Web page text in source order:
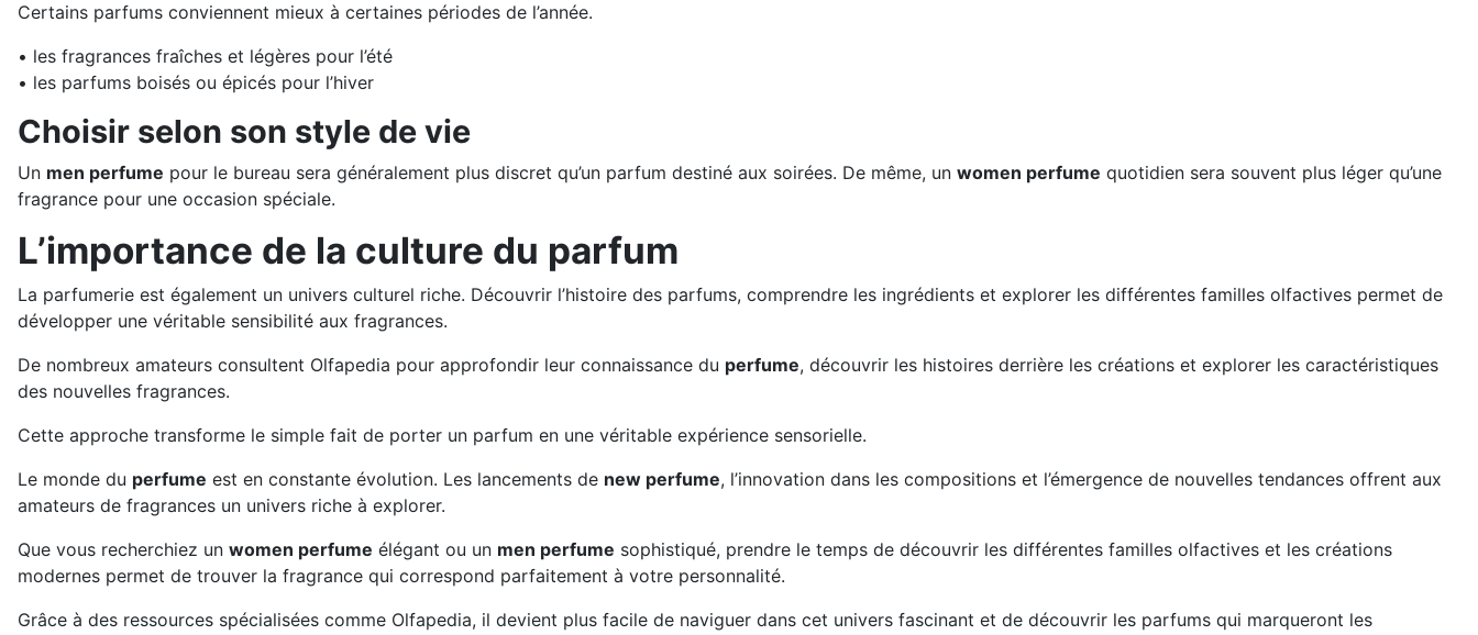
Certains parfums conviennent mieux à certaines périodes de l’année.
• les fragrances fraîches et légères pour l’été
• les parfums boisés ou épicés pour l’hiver
Choisir selon son style de vie
Un men perfume pour le bureau sera généralement plus discret qu’un parfum destiné aux soirées. De même, un women perfume quotidien sera souvent plus léger qu’une
fragrance pour une occasion spéciale.
L’importance de la culture du parfum
La parfumerie est également un univers culturel riche. Découvrir l’histoire des parfums, comprendre les ingrédients et explorer les différentes familles olfactives permet de
développer une véritable sensibilité aux fragrances.
De nombreux amateurs consultent Olfapedia pour approfondir leur connaissance du perfume, découvrir les histoires derrière les créations et explorer les caractéristiques
des nouvelles fragrances.
Cette approche transforme le simple fait de porter un parfum en une véritable expérience sensorielle.
Le monde du perfume est en constante évolution. Les lancements de new perfume, l’innovation dans les compositions et l’émergence de nouvelles tendances offrent aux
amateurs de fragrances un univers riche à explorer.
Que vous recherchiez un women perfume élégant ou un men perfume sophistiqué, prendre le temps de découvrir les différentes familles olfactives et les créations
modernes permet de trouver la fragrance qui correspond parfaitement à votre personnalité.
Grâce à des ressources spécialisées comme Olfapedia, il devient plus facile de naviguer dans cet univers fascinant et de découvrir les parfums qui marqueront les